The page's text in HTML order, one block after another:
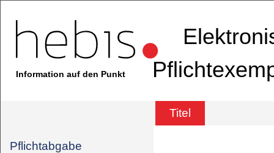
Information auf den Punkt
Titel
Pflichtabgabe